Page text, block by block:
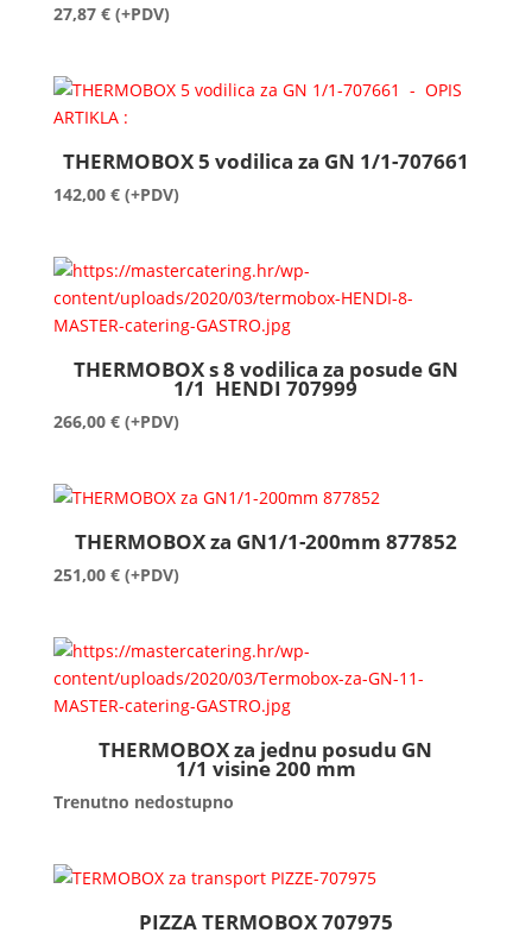
27,87 € (+PDV)
THERMOBOX 5 vodilica za GN 1/1-707661
142,00 € (+PDV)
THERMOBOX s 8 vodilica za posude GN
1/1 HENDI 707999
266,00 € (+PDV)
THERMOBOX za GN1/1-200mm 877852
251,00 € (+PDV)
THERMOBOX za jednu posudu GN
1/1 visine 200 mm
Trenutno nedostupno
PIZZA TERMOBOX 707975